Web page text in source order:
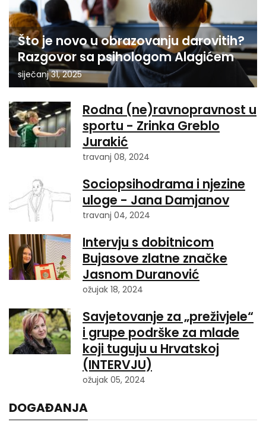
Što je novo u obrazovanju darovitih?
Razgovor sa psihologom Alagićem
siječanj 31, 2025
Rodna (ne)ravnopravnost u
sportu - Zrinka Greblo
Jurakić
travanj 08, 2024
Sociopsihodrama i njezine
uloge - Jana Damjanov
travanj 04, 2024
Intervju s dobitnicom
Bujasove zlatne značke
Jasnom Duranović
ožujak 18, 2024
Savjetovanje za „preživjele“
i grupe podrške za mlade
koji tuguju u Hrvatskoj
(INTERVJU)
ožujak 05, 2024
DOGAĐANJA